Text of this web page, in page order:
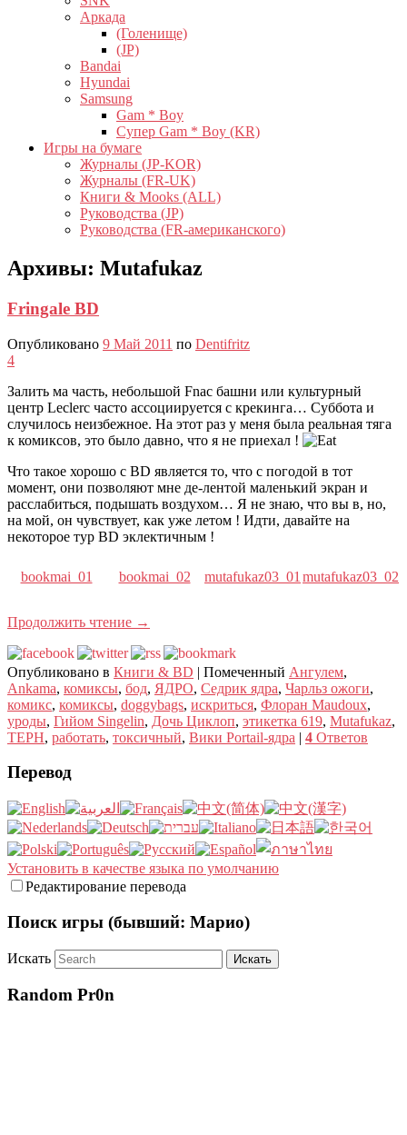
Аркада
(Голенище)
(JP)
Bandai
Hyundai
Samsung
Gam * Boy
Супер Gam * Boy (KR)
Игры на бумаге
Журналы (JP-KOR)
Журналы (FR-UK)
Книги & Mooks (ALL)
Руководства (JP)
Руководства (FR-американского)
Архивы: Mutafukaz
Fringale BD
Опубликовано 9 Май 2011 по Dentifritz
4
Залить ма часть, небольшой Fnac башни или культурный
центр Leclerc часто ассоциируется с крекинга… Суббота и
случилось неизбежное. На этот раз у меня была реальная тяга
к комиксов, это было давно, что я не приехал !
Что такое хорошо с BD является то, что с погодой в тот
момент, они позволяют мне де-лентой маленький экран и
расслабиться, подышать воздухом… Я не знаю, что вы в, но,
на мой, он чувствует, как уже летом ! Идти, давайте на
некоторое тур BD эклектичным !
bookmai_01 bookmai_02 mutafukaz03_01 mutafukaz03_02
Продолжить чтение →
Опубликовано в Книги & BD | Помеченный Ангулем,
Ankama, комиксы, бод, ЯДРО, Седрик ядра, Чарльз ожоги,
комикс, комиксы, doggybags, искриться, Флоран Maudoux,
уроды, Гийом Singelin, Дочь Циклоп, этикетка 619, Mutafukaz,
ТЕРН, работать, токсичный, Вики Portail-ядра | 4 Ответов
Перевод
Установить в качестве языка по умолчанию
Редактирование перевода
Поиск игры (бывший: Марио)
Искать
Random Pr0n